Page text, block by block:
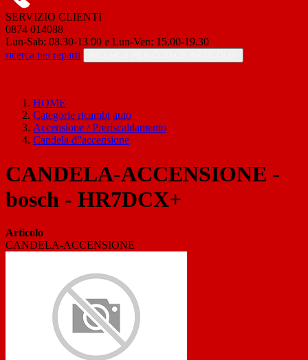
SERVIZIO CLIENTI
0874 014088
Lun-Sab: 08.30-13.00 e Lun-Ven: 15.00-19.30
ricerca nei reparti
HOME
Categorie ricambi auto
Accensione / Preriscaldamento
Candela d"accensione
CANDELA-ACCENSIONE -
bosch - HR7DCX+
Articolo
CANDELA-ACCENSIONE